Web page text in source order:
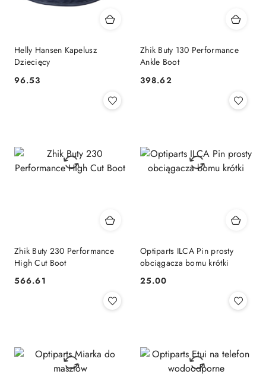
Helly Hansen Kapelusz
Dziecięcy
Cena:
96.53
Zhik Buty 130 Performance
Ankle Boot
Cena:
398.62
Zhik Buty 230 Performance
High Cut Boot
Cena:
566.61
Optiparts ILCA Pin prosty
obciągacza bomu krótki
Cena:
25.00